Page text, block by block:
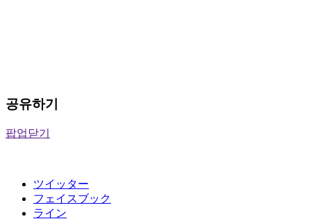
공유하기
팝업닫기
ツイッター
フェイスブック
ライン